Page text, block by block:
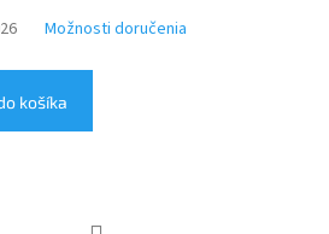
Možnosti doručenia
košíka